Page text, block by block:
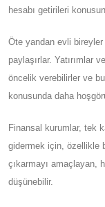
hesabı getirileri
Öte yandan evli
paylaşırlar. Yatırımlar
öncelik verebilirler ve
konusunda daha
Finansal kurumlar, tek
gidermek için, özellikle
çıkarmayı amaçlayan,
düşünebilir.